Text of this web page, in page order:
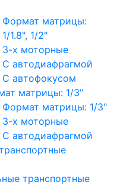
Формат матрицы:
1/1.8", 1/2"
3-х моторные
С автодиафрагмой
С автофокусом
матрицы: 1/3"
Формат матрицы: 1/3"
3-х моторные
С автодиафрагмой
транспортные